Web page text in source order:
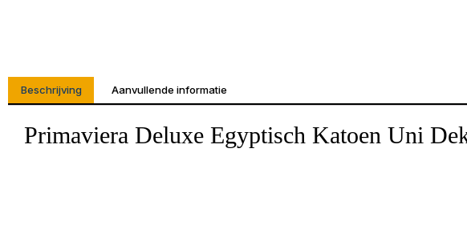
Beschrijving Aanvullende informatie
Primaviera Deluxe Egyptisch Katoen Uni